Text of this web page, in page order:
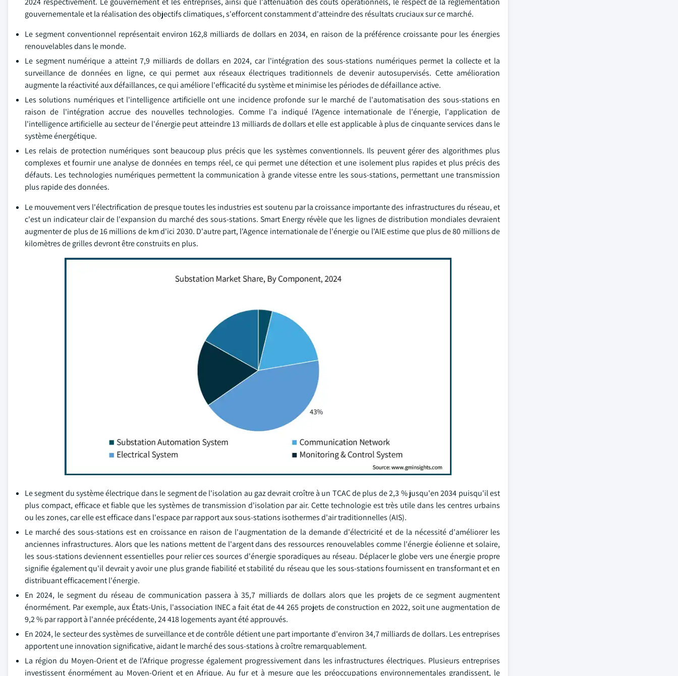
gouvernementale et la réalisation des objectifs climatiques, s'efforcent constamment d'atteindre des résultats cruciaux sur ce marché.
Le segment conventionnel représentait environ 162,8 milliards de dollars en 2034, en raison de la préférence croissante pour les énergies
renouvelables dans le monde.
Le segment numérique a atteint 7,9 milliards de dollars en 2024, car l'intégration des sous-stations numériques permet la collecte et la
surveillance de données en ligne, ce qui permet aux réseaux électriques traditionnels de devenir autosupervisés. Cette amélioration
augmente la réactivité aux défaillances, ce qui améliore l'efficacité du système et minimise les périodes de défaillance active.
Les solutions numériques et l'intelligence artificielle ont une incidence profonde sur le marché de l'automatisation des sous-stations en
raison de l'intégration accrue des nouvelles technologies. Comme l'a indiqué l'Agence internationale de l'énergie, l'application de
l'intelligence artificielle au secteur de l'énergie peut atteindre 13 milliards de dollars et elle est applicable à plus de cinquante services dans le
système énergétique.
Les relais de protection numériques sont beaucoup plus précis que les systèmes conventionnels. Ils peuvent gérer des algorithmes plus
complexes et fournir une analyse de données en temps réel, ce qui permet une détection et une isolement plus rapides et plus précis des
défauts. Les technologies numériques permettent la communication à grande vitesse entre les sous-stations, permettant une transmission
plus rapide des données.
Le mouvement vers l'électrification de presque toutes les industries est soutenu par la croissance importante des infrastructures du réseau, et
c'est un indicateur clair de l'expansion du marché des sous-stations. Smart Energy révèle que les lignes de distribution mondiales devraient
augmenter de plus de 16 millions de km d'ici 2030. D'autre part, l'Agence internationale de l'énergie ou l'AIE estime que plus de 80 millions de
kilomètres de grilles devront être construits en plus.
Le segment du système électrique dans le segment de l'isolation au gaz devrait croître à un TCAC de plus de 2,3 % jusqu'en 2034 puisqu'il est
plus compact, efficace et fiable que les systèmes de transmission d'isolation par air. Cette technologie est très utile dans les centres urbains
ou les zones, car elle est efficace dans l'espace par rapport aux sous-stations isothermes d'air traditionnelles (AIS).
Le marché des sous-stations est en croissance en raison de l'augmentation de la demande d'électricité et de la nécessité d'améliorer les
anciennes infrastructures. Alors que les nations mettent de l'argent dans des ressources renouvelables comme l'énergie éolienne et solaire,
les sous-stations deviennent essentielles pour relier ces sources d'énergie sporadiques au réseau. Déplacer le globe vers une énergie propre
signifie également qu'il devrait y avoir une plus grande fiabilité et stabilité du réseau que les sous-stations fournissent en transformant et en
distribuant efficacement l'énergie.
En 2024, le segment du réseau de communication passera à 35,7 milliards de dollars alors que les projets de ce segment augmentent
énormément. Par exemple, aux États-Unis, l'association INEC a fait état de 44 265 projets de construction en 2022, soit une augmentation de
9,2 % par rapport à l'année précédente, 24 418 logements ayant été approuvés.
En 2024, le secteur des systèmes de surveillance et de contrôle détient une part importante d'environ 34,7 milliards de dollars. Les entreprises
apportent une innovation significative, aidant le marché des sous-stations à croître remarquablement.
La région du Moyen-Orient et de l'Afrique progresse également progressivement dans les infrastructures électriques. Plusieurs entreprises
investissent énormément au Moyen-Orient et en Afrique. Au fur et à mesure que les préoccupations environnementales grandissent, le